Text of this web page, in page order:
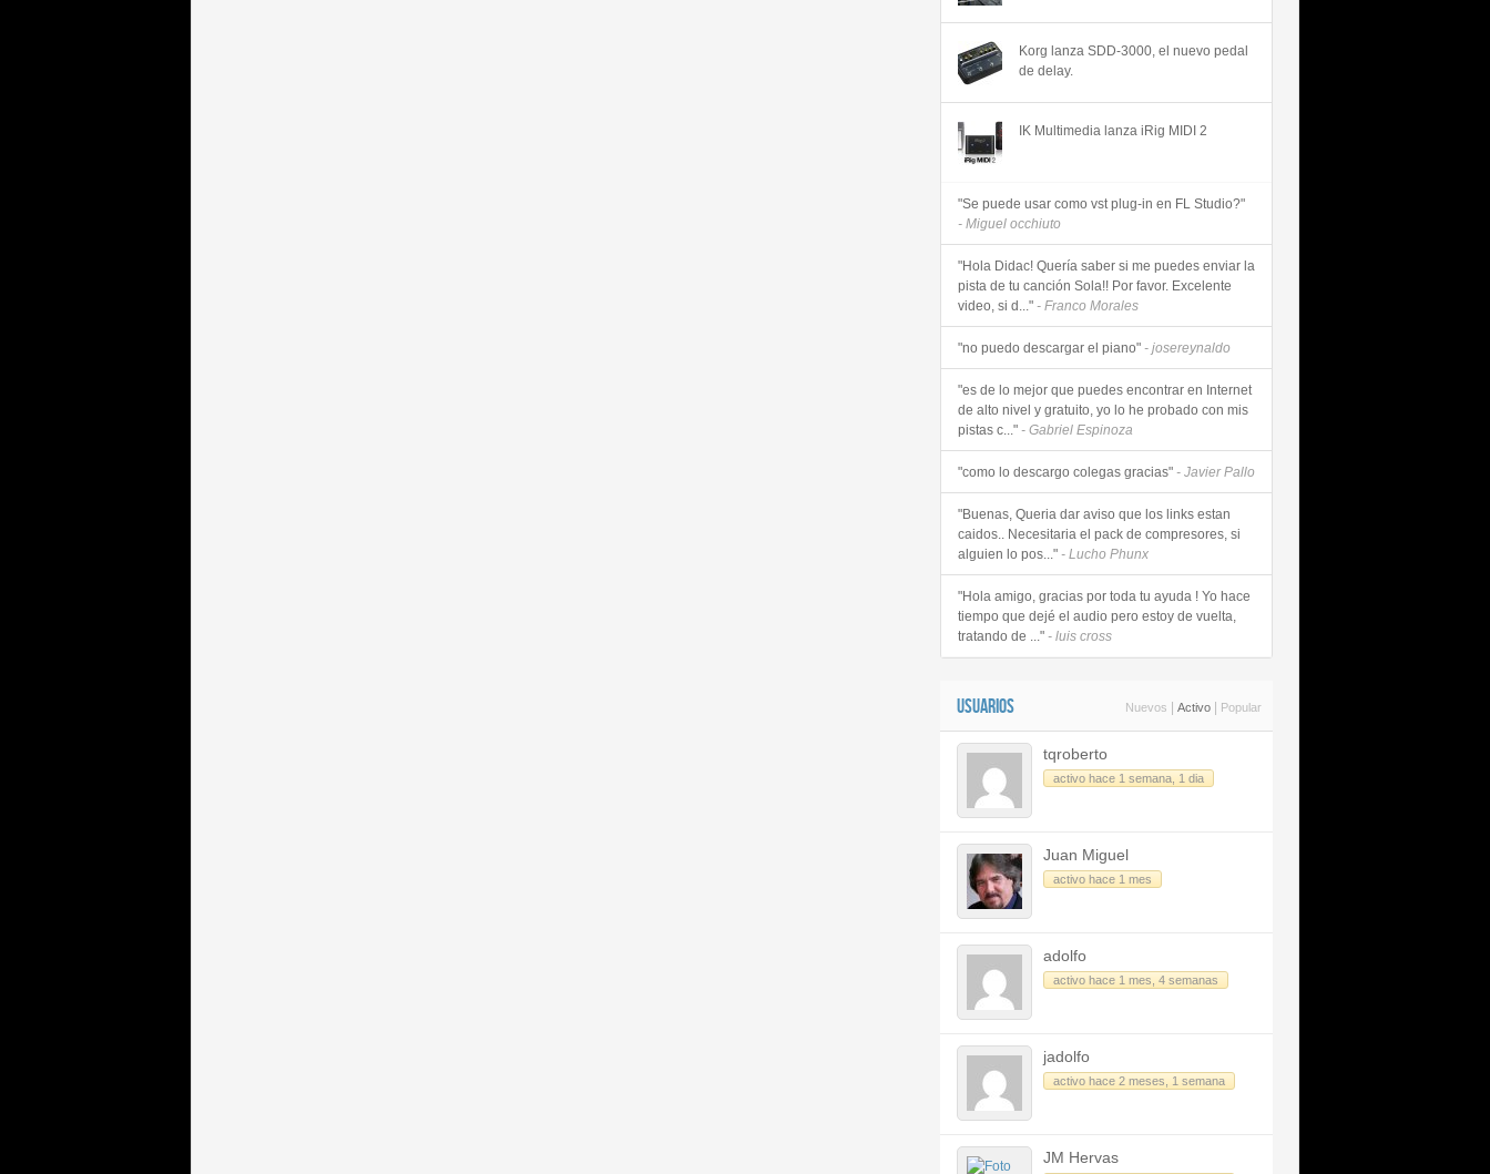
Korg lanza SDD-3000, el nuevo pedal
de delay.
IK Multimedia lanza iRig MIDI 2
"Se puede usar como vst plug-in en FL Studio?"
- Miguel occhiuto
"Hola Didac! Quería saber si me puedes enviar la
pista de tu canción Sola!! Por favor. Excelente
video, si d..." - Franco Morales
"no puedo descargar el piano" - josereynaldo
"es de lo mejor que puedes encontrar en Internet
de alto nivel y gratuito, yo lo he probado con mis
pistas c..." - Gabriel Espinoza
"como lo descargo colegas gracias" - Javier Pallo
"Buenas, Queria dar aviso que los links estan
caidos.. Necesitaria el pack de compresores, si
alguien lo pos..." - Lucho Phunx
"Hola amigo, gracias por toda tu ayuda ! Yo hace
tiempo que dejé el audio pero estoy de vuelta,
tratando de ..." - luis cross
USUARIOS Nuevos Activo Popular
tqroberto
activo hace 1 semana, 1 dia
Juan Miguel
activo hace 1 mes
adolfo
activo hace 1 mes, 4 semanas
jadolfo
activo hace 2 meses, 1 semana
JM Hervas